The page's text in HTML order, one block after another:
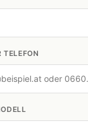
TELEFON